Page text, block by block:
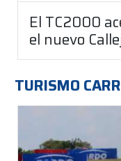
El TC2000
el nuevo
TURISMO